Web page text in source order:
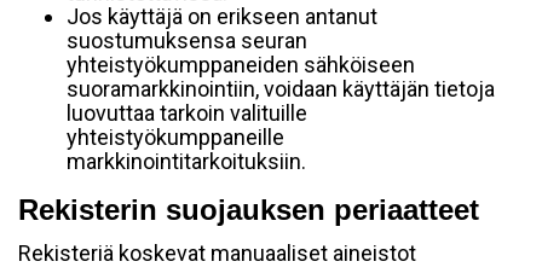
Jos käyttäjä on erikseen antanut
suostumuksensa seuran
yhteistyökumppaneiden sähköiseen
suoramarkkinointiin, voidaan käyttäjän tietoja
luovuttaa tarkoin valituille
yhteistyökumppaneille
markkinointitarkoituksiin.
Rekisterin suojauksen periaatteet
Rekisteriä koskevat manuaaliset aineistot